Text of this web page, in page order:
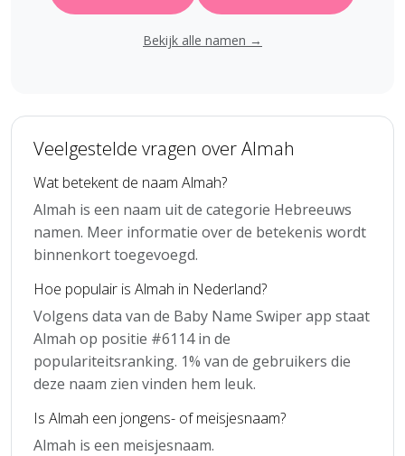
Bekijk alle namen →
Veelgestelde vragen over Almah
Wat betekent de naam Almah?
Almah is een naam uit de categorie Hebreeuws
namen. Meer informatie over de betekenis wordt
binnenkort toegevoegd.
Hoe populair is Almah in Nederland?
Volgens data van de Baby Name Swiper app staat
Almah op positie #6114 in de
populariteitsranking. 1% van de gebruikers die
deze naam zien vinden hem leuk.
Is Almah een jongens- of meisjesnaam?
Almah is een meisjesnaam.